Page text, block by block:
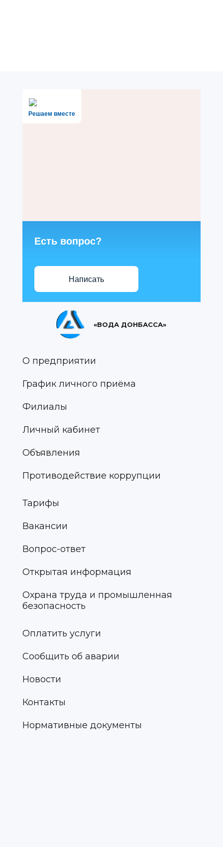
Решаем вместе
Есть вопрос?
Написать
«ВОДА ДОНБАССА»
О предприятии
График личного приёма
Филиалы
Личный кабинет
Объявления
Противодействие коррупции
Тарифы
Вакансии
Вопрос-ответ
Открытая информация
Охрана труда и промышленная
безопасность
Оплатить услуги
Сообщить об аварии
Новости
Контакты
Нормативные документы